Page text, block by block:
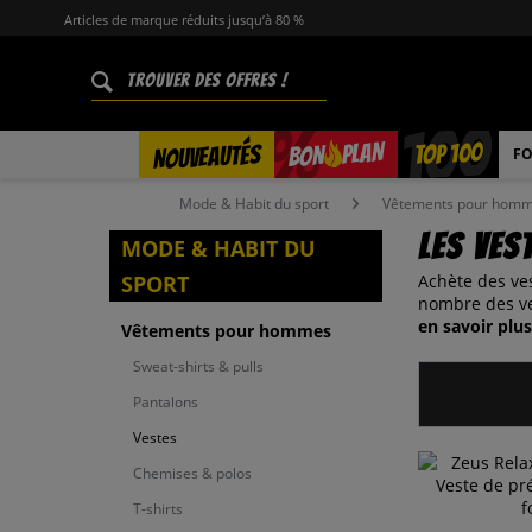
Articles de marque réduits jusqu’à 80 %
NOUVEAUTÉS BON PLAN
% TOP 100
Mode & Habit du sport Vêtements pour
MODE & HABIT DU
SPORT
Vêtements pour hommes
Sweat-shirts & pulls
Pantalons
Vestes
Chemises & polos
T-shirts
Les
Achète des
nombre des
en savoir plus